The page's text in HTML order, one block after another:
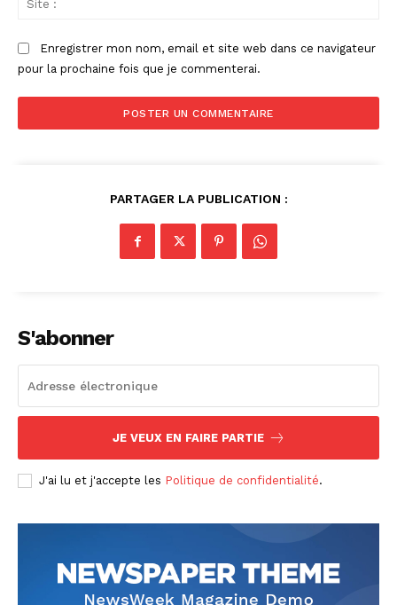
Enregistrer mon nom, email et site web dans ce navigateur
pour la prochaine fois que je commenterai.
PARTAGER LA PUBLICATION :
S'abonner
JE VEUX EN FAIRE PARTIE
J'ai lu et j'accepte les Politique de confidentialité.